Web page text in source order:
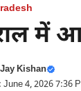
में
Jay Kishan
June 4, 2026 7:36